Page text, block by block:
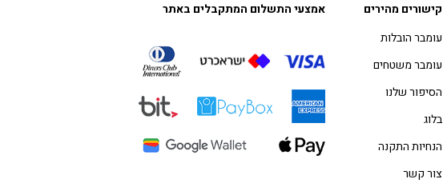
קישורים מהירים
עומבר הובלות
עומבר משטחים
הסיפור שלנו
בלוג
הנחיות התקנה
צור קשר
אמצעי התשלום המתקבלים באתר